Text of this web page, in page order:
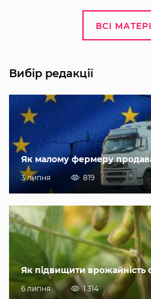
ВСІ
Вибір редакції
Як малому фермеру
3 липня 819
Як підвищити врожайність
6 липня 1 314